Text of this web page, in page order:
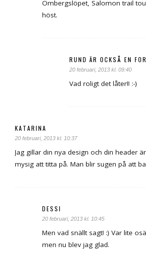
Ombergslöpet, Salomon trail
höst.
RUND ÄR OCKSÅ EN
20 februari, 2013 kl. 09:40
Vad roligt det låter!! :-)
KATARINA
20 februari, 2013 kl. 10:37
Jag gillar din nya design och din header
mysig att titta på. Man blir sugen på att
DESSI
20 februari, 2013 kl. 10:45
Men vad snällt sagt! :) Var lite
men nu blev jag glad.